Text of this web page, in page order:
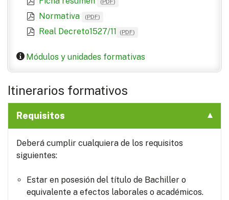
(PDF)
Normativa (PDF)
Real Decreto1527/11 (PDF)
Módulos y unidades formativas
Itinerarios formativos
Requisitos
Deberá cumplir cualquiera de los requisitos
siguientes:
Estar en posesión del título de Bachiller o
equivalente a efectos laborales o académicos.